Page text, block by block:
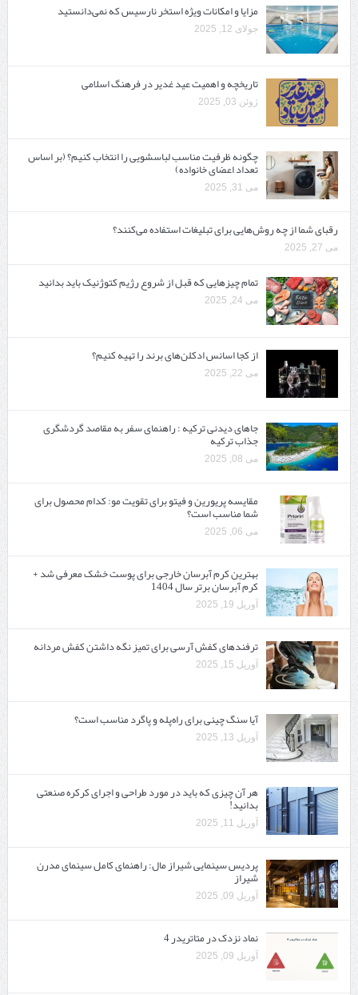
مزایا و امکانات ویژه استخر نارسیس که نمی‌دانستید
جولای 12, 2025
تاریخچه و اهمیت عید غدیر در فرهنگ اسلامی
ژوئن 03, 2025
چگونه ظرفیت مناسب لباسشویی را انتخاب کنیم؟ (بر اساس
تعداد اعضای خانواده)
می 31, 2025
رقبای شما از چه روش‌هایی برای تبلیغات استفاده می‌کنند؟
می 27, 2025
تمام چیزهایی که قبل از شروع رژیم کتوژنیک باید بدانید‎
می 24, 2025
از کجا اسانس ادکلن‌های برند را تهیه کنیم؟
می 22, 2025
جاهای دیدنی ترکیه : راهنمای سفر به مقاصد گردشگری
جذاب ترکیه
می 08, 2025
مقایسه پریورین و فیتو برای تقویت مو: کدام محصول برای
شما مناسب است؟
می 06, 2025
بهترین کرم آبرسان خارجی برای پوست خشک معرفی شد +
کرم آبرسان برتر سال 1404
آوریل 19, 2025
ترفندهای کفش آرسی برای تمیز نگه داشتن کفش مردانه
آوریل 15, 2025
آیا سنگ چینی برای راه‌پله و پاگرد مناسب است؟
آوریل 13, 2025
هر آن چیزی که باید در مورد طراحی و اجرای کرکره صنعتی
بدانید!
آوریل 11, 2025
پردیس سینمایی شیراز مال: راهنمای کامل سینمای مدرن
شیراز
آوریل 09, 2025
نماد نزدک در متاتریدر 4
آوریل 09, 2025